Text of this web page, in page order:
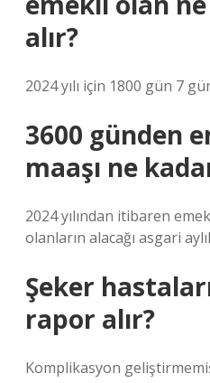
alır?
2024 yılı için 1800 gün 7
3600 günden
maaşı ne
2024 yılından itibaren
olanların alacağı asgari
Şeker
rapor alır?
Komplikasyon